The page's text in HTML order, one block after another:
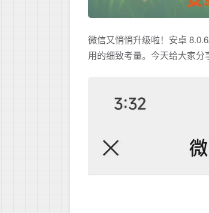
微信又悄悄升级啦！安卓
用的细致考量。今天给大家分